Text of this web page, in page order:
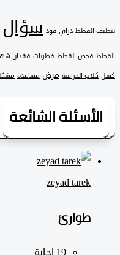
القطط دراي فود سؤالسؤل
فحص القطط فطريات فقدان شهية
الحراسة مرض مساعدة مشكلة
الشائعة
zeyad ‎tarek
طوارئ